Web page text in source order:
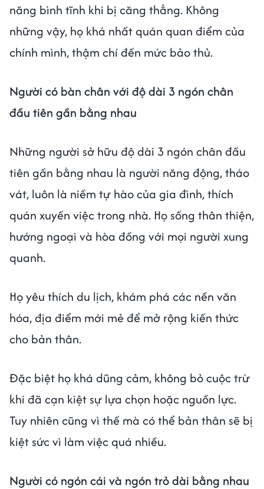
năng bình tĩnh khi bị căng thẳng. Không
những vậy, họ khá nhất quán quan điểm của
chính mình, thậm chí đến mức bảo thủ.
Người có bàn chân với độ dài 3 ngón chân
đầu tiên gần bằng nhau
Những người sở hữu độ dài 3 ngón chân đầu
tiên gần bằng nhau là người năng động, tháo
vát, luôn là niềm tự hào của gia đình, thích
quán xuyến việc trong nhà. Họ sống thân thiện,
hướng ngoại và hòa đồng với mọi người xung
quanh.
Họ yêu thích du lịch, khám phá các nền văn
hóa, địa điểm mới mẻ để mở rộng kiến thức
cho bản thân.
Đặc biệt họ khá dũng cảm, không bỏ cuộc trừ
khi đã cạn kiệt sự lựa chọn hoặc nguồn lực.
Tuy nhiên cũng vì thế mà có thể bản thân sẽ bị
kiệt sức vì làm việc quá nhiều.
Người có ngón cái và ngón trỏ dài bằng nhau